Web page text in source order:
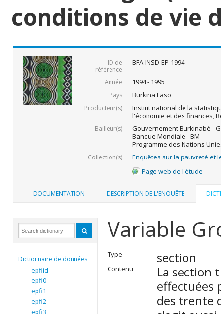
conditions de vie
ID de
référence
BFA-INSD-EP-1994
Année 1994 - 1995
Pays Burkina Faso
Producteur(s)
Instiut national de la
l'économie et des finances,
Bailleur(s)
Gouvernement Burkinabé -
Banque Mondiale - BM -
Programme des Nations
Collection(s)
Enquêtes sur la pauvreté et
Page web de l'étude
DOCUMENTATION DESCRIPTION DE L'ENQUÊTE
Dictionnaire de données
epfiid
epfi0
epfi1
epfi2
epfi3
Variable
Type section
Contenu
La section
effectuées
des trente